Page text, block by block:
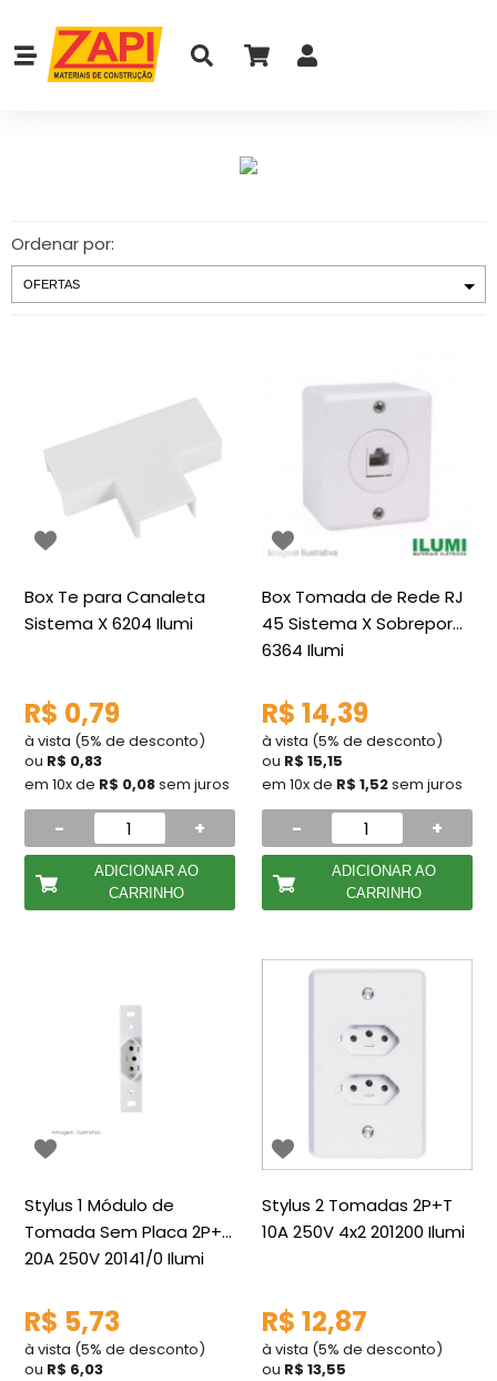
Ordenar por:
Box Te para Canaleta
Sistema X 6204 Ilumi
R$ 0,79
à vista (5% de desconto)
ou R$ 0,83
em 10x de R$ 0,08sem juros
- +
ADICIONAR AO
CARRINHO
Box Tomada de Rede RJ
45 Sistema X Sobrepor
6364 Ilumi
R$ 14,39
à vista (5% de desconto)
ou R$ 15,15
em 10x de R$ 1,52sem juros
- +
ADICIONAR AO
CARRINHO
Stylus 1 Módulo de
Tomada Sem Placa 2P+T
20A 250V 20141/0 Ilumi
R$ 5,73
à vista (5% de desconto)
ou R$ 6,03
Stylus 2 Tomadas 2P+T
10A 250V 4x2 201200 Ilumi
R$ 12,87
à vista (5% de desconto)
ou R$ 13,55